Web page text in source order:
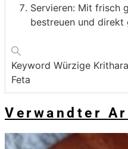
Servieren: Mit frisch
bestreuen und direkt
Keyword Würzige
Feta
Verwandter